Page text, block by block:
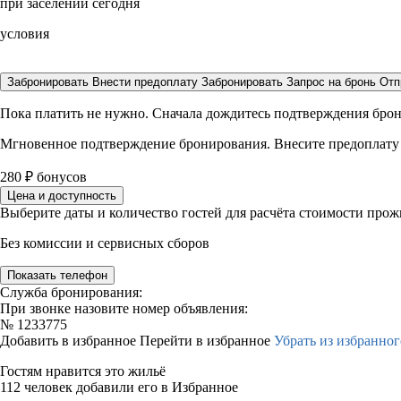
при заселении сегодня
условия
Забронировать Внести предоплату Забронировать Запрос на бронь
Пока платить не нужно. Сначала дождитесь подтверждения
Мгновенное подтверждение бронирования. Внесите
280 ₽ бонусов
Цена и доступность
Выберите даты и количество гостей для расчёта стоимости
Без комиссии и сервисных сборов
Показать телефон
Служба бронирования:
При звонке назовите номер объявления:
№ 1233775
Добавить в избранное Перейти в избранное Убрать из
Гостям нравится это жильё
112 человек добавили его в Избранное